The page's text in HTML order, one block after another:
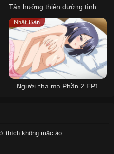
Nhật Bản
Người cha ma Phần 2 EP1
thích không mặc áo